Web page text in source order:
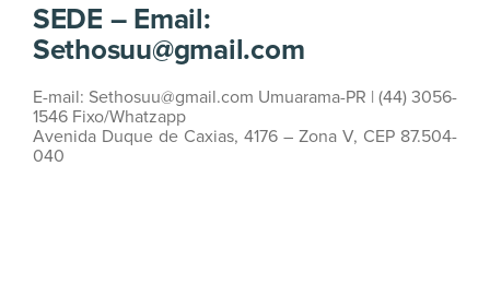
SEDE – Email:
Sethosuu@gmail.com
E-mail: Sethosuu@gmail.com Umuarama-PR | (44) 3056-
1546 Fixo/Whatzapp
Avenida Duque de Caxias, 4176 – Zona V, CEP 87.504-
040